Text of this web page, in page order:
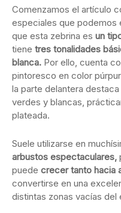
Comenzamos el artículo
especiales que podemos
que esta zebrina es un
tiene tres tonalidades
blanca. Por ello, cuenta
pintoresco en color
la parte delantera
verdes y blancas,
plateada.
Suele utilizarse en
arbustos espectaculares,
puede crecer tanto hacia
convertirse en una
distintas zonas vacías del